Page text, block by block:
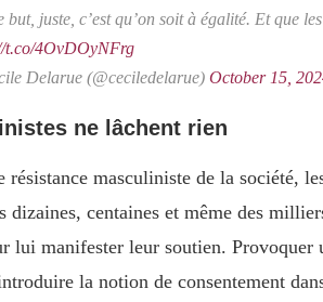
but, juste, c’est qu’on soit à égalité. Et que
t.co/4OvDOyNFrg
Delarue (@ceciledelarue) October 15,
ne lâchent rien
résistance masculiniste de la société,
dizaines, centaines et même des
lui manifester leur soutien.
la notion de consentement